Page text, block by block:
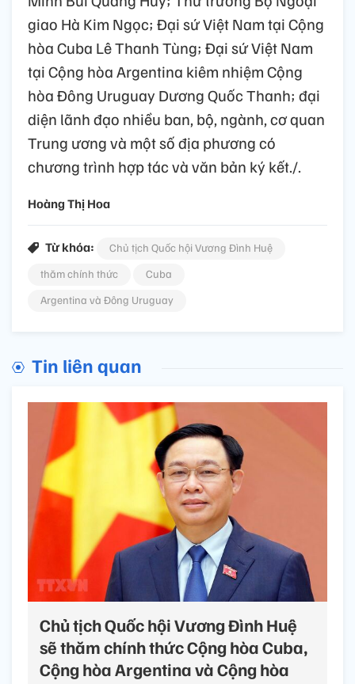
giao Hà Kim Ngọc; Đại sứ Việt Nam tại Cộng
hòa Cuba Lê Thanh Tùng; Đại sứ Việt Nam
tại Cộng hòa Argentina kiêm nhiệm Cộng
hòa Đông Uruguay Dương Quốc Thanh; đại
diện lãnh đạo nhiều ban, bộ, ngành, cơ quan
Trung ương và một số địa phương có
chương trình hợp tác và văn bản ký kết./.
Hoàng Thị Hoa
Từ khóa:
Chủ tịch Quốc hội Vương Đình Huệ
thăm chính thức
Cuba
Argentina và Đông Uruguay
Tin liên quan
Chủ tịch Quốc hội Vương Đình Huệ
sẽ thăm chính thức Cộng hòa Cuba,
Cộng hòa Argentina và Cộng hòa